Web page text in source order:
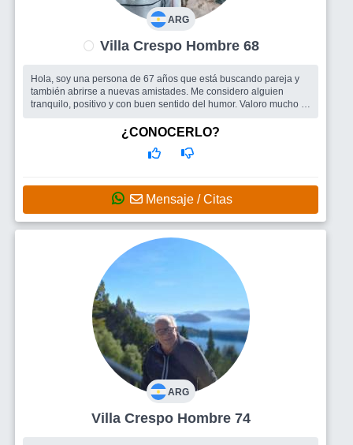
ARG
Villa Crespo Hombre 68
Hola, soy una persona de 67 años que está buscando pareja y
también abrirse a nuevas amistades. Me considero alguien
tranquilo, positivo y con buen sentido del humor. Valoro mucho el
¿CONOCERLO?
Mensaje / Citas
ARG
Villa Crespo Hombre 74